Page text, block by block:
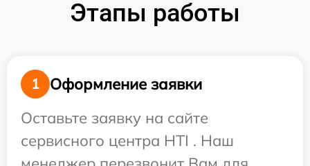
Этапы работы
1
Оформление заявки
Оставьте заявку на сайте
сервисного центра HTI . Наш